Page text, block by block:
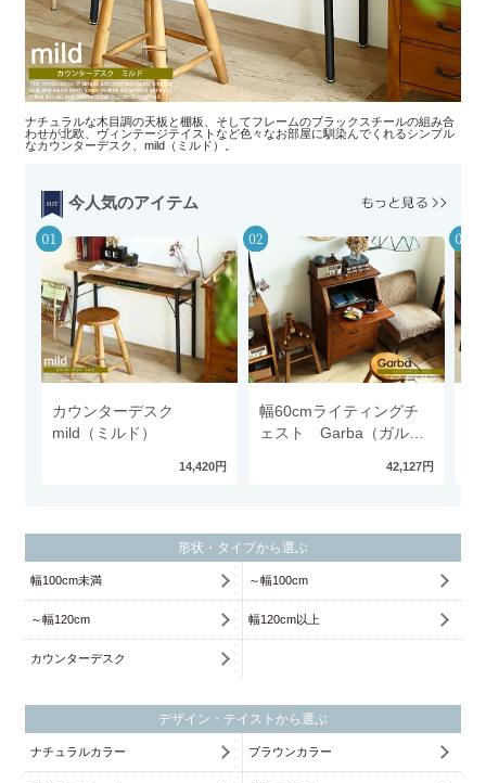
ナチュラルな木目調の天板と棚板、そしてフレームのブラックスチールの組み合
わせが北欧、ヴィンテージテイストなど色々なお部屋に馴染んでくれるシンプル
なカウンターデスク、mild（ミルド）。
今人気のアイテム
カウンターデスク
mild（ミルド）
14,420円
幅60cmライティングチ
ェスト Garba（ガル
42,127円
形状・タイプから選ぶ
幅100cm未満 ～幅100cm
～幅120cm 幅120cm以上
カウンターデスク
デザイン・テイストから選ぶ
ナチュラルカラー ブラウンカラー